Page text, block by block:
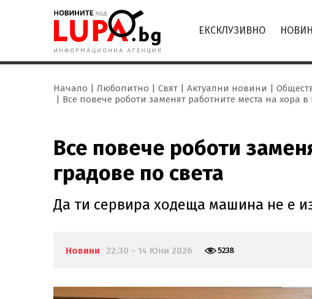
ЕКСКЛУЗИВНО
Начало Любопитно Свят Актуални новини
Все повече роботи заменят работните места на хора
Все повече роботи
градове по света
Да ти сервира ходеща машина не е
Новини 22:30 - 14 Юни 2026 5238